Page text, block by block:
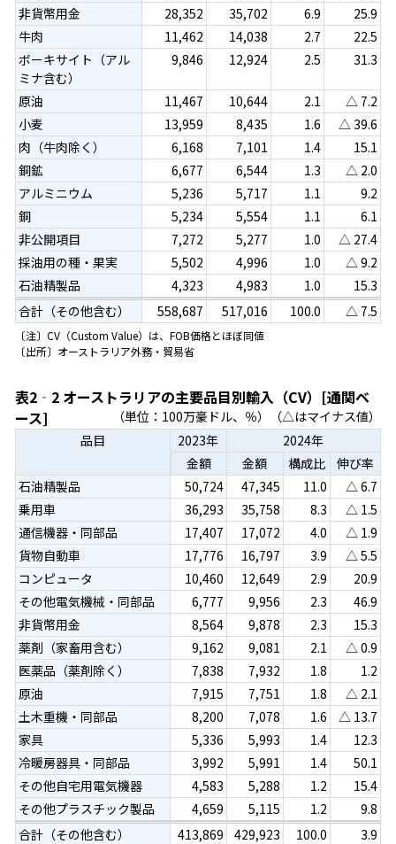
非貨幣用金
28,352 35,702 6.9
25.9
牛肉
11,462 14,038 2.7
22.5
ボーキサイト（アル
ミナ含む）
9,846 12,924 2.5 31.3
原油 11,467 10,644 2.1
△ 7.2
小麦
13,959 8,435 1.6
△ 39.6
肉（牛肉除く）
6,168 7,101 1.4
15.1
銅鉱
6,677 6,544 1.3
△ 2.0
アルミニウム
5,236 5,717 1.1
9.2
銅
5,234 5,554 1.1
6.1
非公開項目
7,272 5,277 1.0
△ 27.4
採油用の種・果実
5,502 4,996 1.0
△ 9.2
石油精製品
4,323 4,983 1.0
15.3
合計（その他含む）
558,687 517,016 100.0 △ 7.5
〔注〕CV（Custom Value）は、FOB価格とほぼ同値
〔出所〕オーストラリア外務・貿易省
表2‐2 オーストラリアの主要品目別輸入（CV）[通関ベ
ース]
（単位：100万豪ドル、％）（△はマイナス値）
品目
2023年
2024年
金額
金額 構成比
伸び率
石油精製品
50,724 47,345 11.0
△ 6.7
乗用車
36,293 35,758 8.3
△ 1.5
通信機器・同部品
17,407 17,072 4.0
△ 1.9
貨物自動車
17,776 16,797 3.9
△ 5.5
コンピュータ
10,460 12,649 2.9
20.9
その他電気機械・同部品
6,777 9,956 2.3
46.9
非貨幣用金
8,564 9,878 2.3
15.3
薬剤（家畜用含む）
9,162 9,081 2.1
△ 0.9
医薬品（薬剤除く）
7,838 7,932 1.8
1.2
原油
7,915 7,751 1.8
△ 2.1
土木重機・同部品
8,200 7,078 1.6
△ 13.7
家具
5,336 5,993 1.4
12.3
冷暖房器具・同部品
3,992 5,991 1.4
50.1
その他自宅用電気機器
4,583 5,288 1.2
15.4
その他プラスチック製品
4,659 5,115 1.2
9.8
合計（その他含む）
413,869 429,923 100.0 3.9